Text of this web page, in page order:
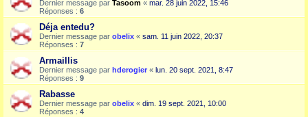
Dernier message par Tasoom « mar. 28 juin 2022, 15:46
Réponses : 6
Déja entedu?
Dernier message par obelix « sam. 11 juin 2022, 20:37
Réponses : 7
Armaillis
Dernier message par hderogier « lun. 20 sept. 2021, 8:47
Réponses : 9
Rabasse
Dernier message par obelix « dim. 19 sept. 2021, 10:00
Réponses : 4